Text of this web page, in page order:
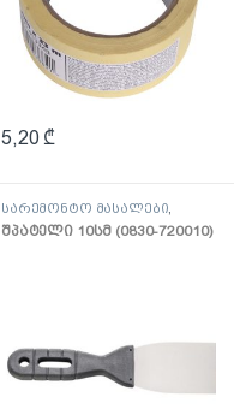
5,20 ₾
სარემონტო მასალები
შპატელი, საპრიალებელი,
ქაფჩა
შპატელი 10სმ (0830-720010)